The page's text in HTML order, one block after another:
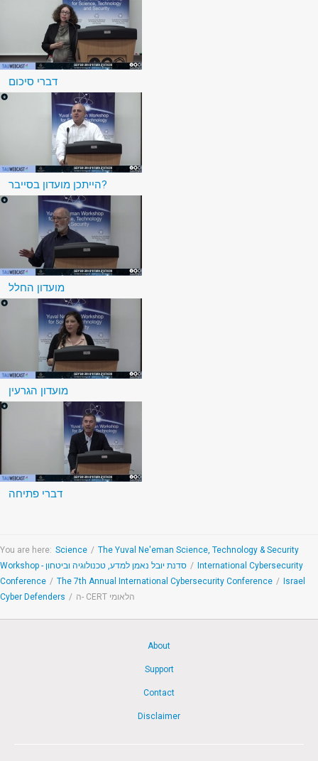
דברי סיכום
הייתכן מועדון בסייבר?
מועדון החלל
מועדון הגרעין
דברי פתיחה
You are here: Science / The Yuval Ne'eman Science, Technology & Security
Workshop - סדנת יובל נאמן למדע, טכנולוגיה וביטחון / International Cybersecurity
Conference / The 7th Annual International Cybersecurity Conference /
Israel
Cyber Defenders / ה- CERT הלאומי
About
Support
Contact
Disclaimer